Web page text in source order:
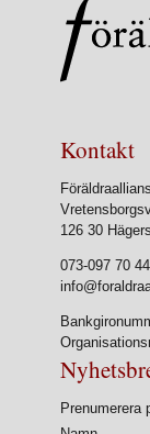
Kontakt
126 30
073-097 70 44
Prenumerera